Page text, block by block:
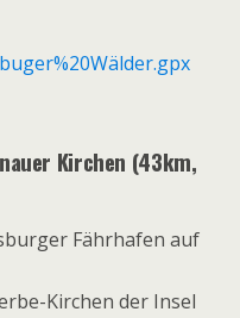
Kirchen (43km,
Fährhafen auf
Kirchen der Insel